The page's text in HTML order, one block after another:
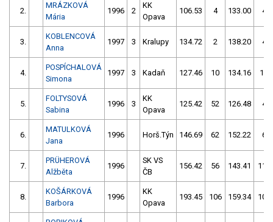
2.
MRÁZKOVÁ
Mária
1996 2
KK
Opava
106.53 4 133.00 4
3.
KOBLENCOVÁ
Anna
1997 3 Kralupy 134.72 2 138.20 4
4.
POSPÍCHALOVÁ
Simona
1997 3 Kadaň 127.46 10 134.16 12
5.
FOLTYSOVÁ
Sabina
1996 3
KK
Opava
125.42 52 126.48 4
6.
MATULKOVÁ
Jana
1996 Horš.Týn 146.69 62 152.22 6
7.
PRÜHEROVÁ
Alžběta
1996
SK VS
ČB
156.42 56 143.41 116
8.
KOŠÁRKOVÁ
Barbora
1996
KK
Opava
193.45 106 159.34 104